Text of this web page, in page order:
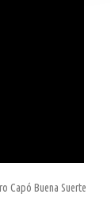
Capó Buena Suerte